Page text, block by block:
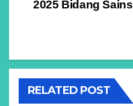
2025 Bidang Sains
RELATED POST